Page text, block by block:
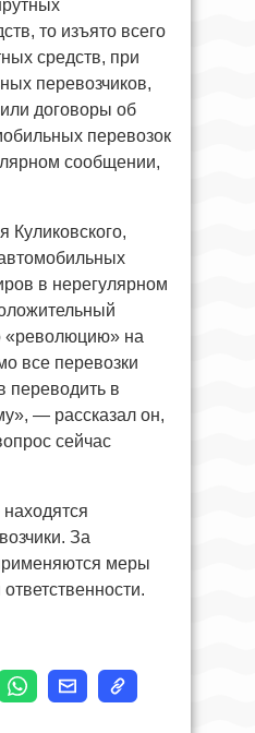
то изъято всего
средств, при
перевозчиков,
договоры об
перевозок
сообщении,
Куликовского,
в нерегулярном
«революцию» на
все перевозки
переводить в
— рассказал он,
сейчас
За
меры